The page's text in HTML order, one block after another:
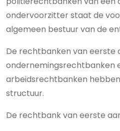
ondervoorzitter staat de
algemeen bestuur van de
De rechtbanken van eerste
ondernemingsrechtbanken
arbeidsrechtbanken
structuur.
De rechtbank van eerste